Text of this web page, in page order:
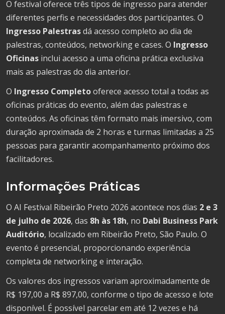
O festival oferece três tipos de ingresso para atender
diferentes perfis e necessidades dos participantes. O
Ingresso Palestrasdá acesso completo ao dia de
palestras, conteúdos, networking e cases. O Ingresso
Oficinas inclui acesso a uma oficina prática exclusiva
mais as palestras do dia anterior.
O Ingresso Completooferece acesso total a todas as
oficinas práticas do evento, além das palestras e
conteúdos. As oficinas têm formato mais imersivo, com
duração aproximada de 2 horas e turmas limitadas a 25
pessoas para garantir acompanhamento próximo dos
facilitadores.
Informações Práticas
O AI Festival Ribeirão Preto 2026 acontece nos dias 2 e 3
de julho de 2026, das 8h às 18h, no Dabi Business Park
Auditório, localizado em Ribeirão Preto, São Paulo. O
evento é presencial, proporcionando experiência
completa de networking e interação.
Os valores dos ingressos variam aproximadamente de
R$ 197,00 a R$ 897,00, conforme o tipo de acesso e lote
disponível. É possível parcelar em até 12 vezes e há